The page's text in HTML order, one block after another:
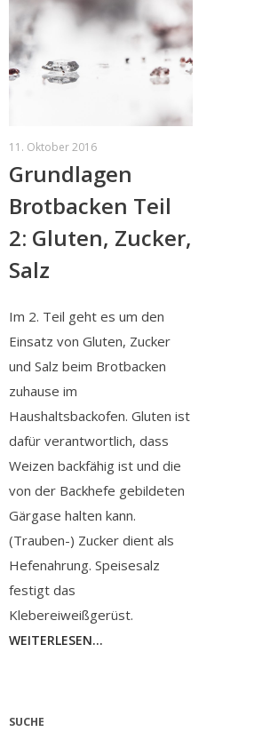
11. Oktober 2016
Grundlagen
Brotbacken Teil
2: Gluten, Zucker,
Salz
Im 2. Teil geht es um den
Einsatz von Gluten, Zucker
und Salz beim Brotbacken
zuhause im
Haushaltsbackofen. Gluten ist
dafür verantwortlich, dass
Weizen backfähig ist und die
von der Backhefe gebildeten
Gärgase halten kann.
(Trauben-) Zucker dient als
Hefenahrung. Speisesalz
festigt das
Klebereiweißgerüst.
WEITERLESEN...
SUCHE